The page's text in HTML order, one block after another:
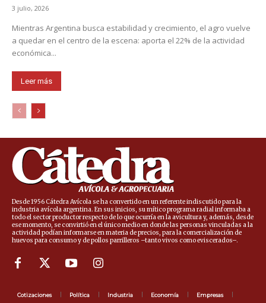
3 julio, 2026
Mientras Argentina busca estabilidad y crecimiento, el agro vuelve
a quedar en el centro de la escena: aporta el 22% de la actividad
económica...
Leer más
Desde 1956 Cátedra Avícola se ha convertido en un referente indiscutido para la
industria avícola argentina. En sus inicios, su mítico programa radial informaba a
todo el sector productor respecto de lo que ocurría en la avicultura y, además, desde
ese momento, se convirtió en el único medio en donde las personas vinculadas a la
actividad podían informarse en materia de precios, para la comercialización de
huevos para consumo y de pollos parrilleros –tanto vivos como eviscerados–.
Cotizaciones Política Industria Economía Empresas